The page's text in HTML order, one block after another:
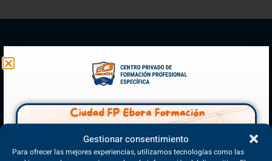
Gestionar consentimiento
Para ofrecer las mejores experiencias, utilizamos tecnologías como las
(+34) 925 68 38 67
Teléfono de Contacto